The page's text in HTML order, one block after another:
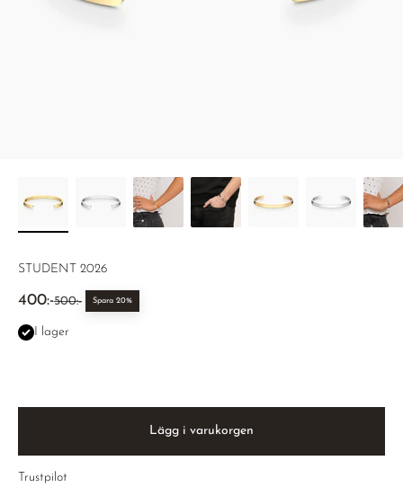
STUDENT 2026
REA-pris
400:-Pris
500:- Spara 20%
I lager
Lägg i varukorgen
Trustpilot